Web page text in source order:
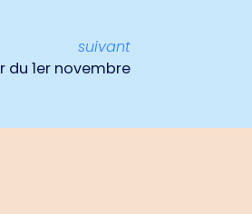
suivant
du 1er novembre